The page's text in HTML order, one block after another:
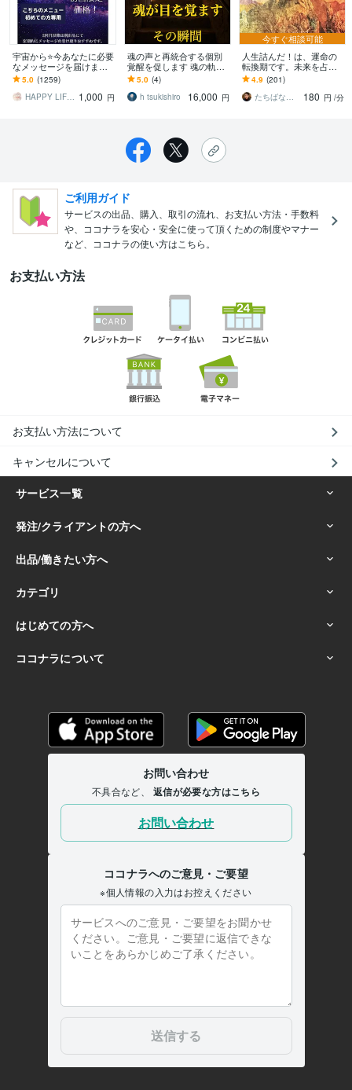
宇宙から⭐️今あなたに必要
なメッセージを届けます
情報不要⭐️迷わず前に進め
る❤️あなたの背中押しま
す
5.0 (1259)
HAPPY LIFEサポーター❤️ぽぽ 1,000 円
魂の声と再統合する個別
覚醒を促します 魂の軌道
を支配し現実を書き換え
る
5.0 (4)
h tsukishiro
16,000 円
今すぐ相談可能
人生詰んだ！は、運命の
転換期です。未来を占い
ます 行き詰まりの感情を
整理して、より良い未来
へシフトしましょう！
4.9 (201)
たちばなふみか（舘花史圭）
180 円 /分
ご利用ガイド
サービスの出品、購入、取引の流れ、お支払い方法・手数料
や、ココナラを安心・安全に使って頂くための制度やマナー
など、ココナラの使い方はこちら。
お支払い方法
お支払い方法について
キャンセルについて